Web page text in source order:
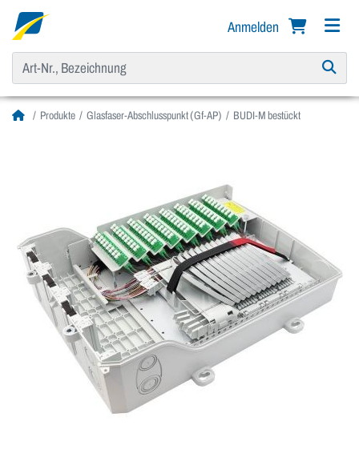
Anmelden
Produkte Glasfaser-Abschlusspunkt (Gf-AP) BUDI-M bestückt